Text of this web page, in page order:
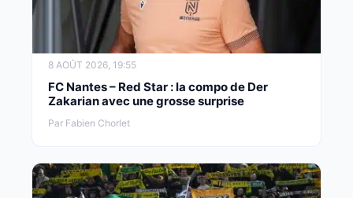
8 AOÛT 2026, 19:55
FC Nantes – Red Star : la compo de Der
Zakarian avec une grosse surprise
Par Fabien Chorlet